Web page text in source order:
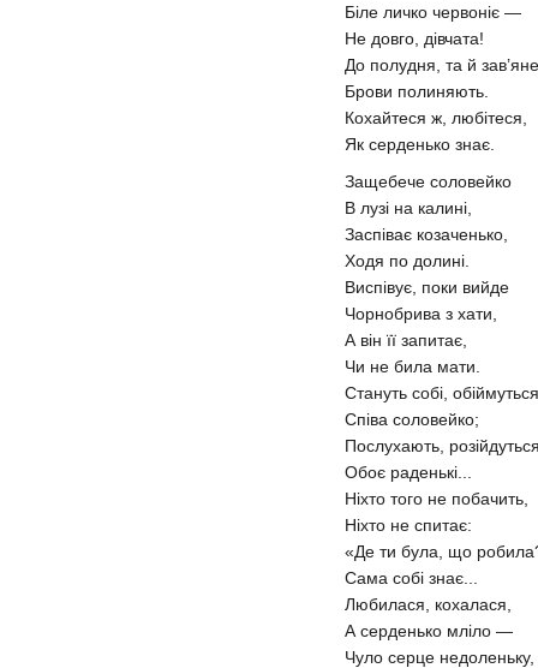
Біле личко червоніє —
Не довго, дівчата!
До полудня, та й
Брови полиняють.
Кохайтеся ж, любітеся,
Як серденько знає.
Защебече соловейко
В лузі на калині,
Заспіває козаченько,
Ходя по долині.
Виспівує, поки вийде
Чорнобрива з хати,
А він її запитає,
Чи не била мати.
Стануть собі,
Співа соловейко;
Послухають,
Обоє раденькі...
Ніхто того не побачить,
Ніхто не спитає:
«Де ти була, що
Сама собі знає...
Любилася, кохалася,
А серденько мліло —
Чуло серце недоленьку,